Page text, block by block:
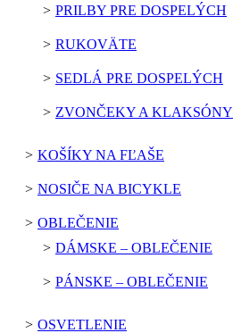
PRILBY PRE DOSPELÝCH
RUKOVÄTE
SEDLÁ PRE DOSPELÝCH
ZVONČEKY A KLAKSÓNY
KOŠÍKY NA FĽAŠE
NOSIČE NA BICYKLE
OBLEČENIE
DÁMSKE – OBLEČENIE
PÁNSKE – OBLEČENIE
OSVETLENIE